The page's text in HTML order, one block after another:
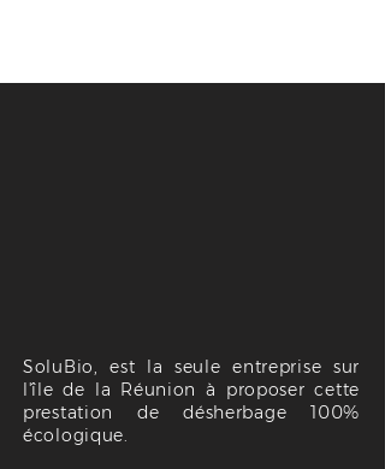
SoluBio, est la seule entreprise sur
l'île de la Réunion à proposer cette
prestation de désherbage 100%
écologique.